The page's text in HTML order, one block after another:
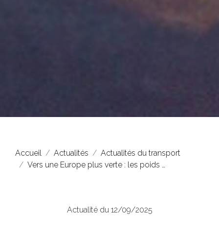
Accueil Actualités
Actualités du transport
Vers une Europe plus verte : les poids …
Actualité du 12/09/2025